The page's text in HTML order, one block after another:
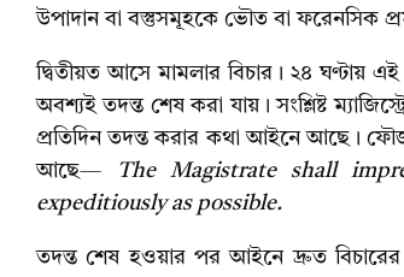
উপাদান বা বস্তুসমূহকে ভৌত বা ফরেনসিক
দ্বিতীয়ত আসে মামলার বিচার। ২৪ ঘণ্টায়
অবশ্যই তদন্ত শেষ করা যায়। সংশ্লিষ্ট
প্রতিদিন তদন্ত করার কথা আইনে আছে।
আছে—
The Magistrate shall
expeditiously as possible.
তদন্ত শেষ হওয়ার পর আইনে দ্রুত